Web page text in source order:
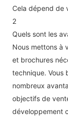
Cela dépend de
2
Quels sont les
Nous mettons à
et brochures
technique. Vous
nombreux
objectifs de
développement